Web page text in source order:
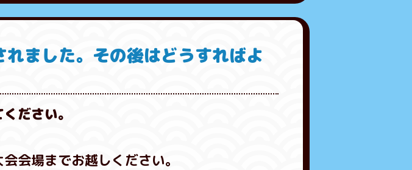
ました。その後はどうすればよ
ださい。
会場までお越しください。